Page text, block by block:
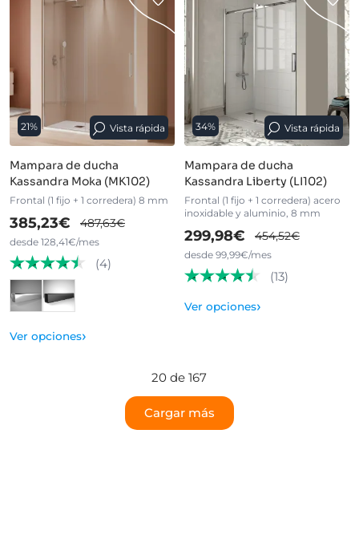
21% Vista rápida
Mampara de ducha
Kassandra Moka (MK102)
Frontal (1 fijo + 1 corredera) 8 mm
385,23€ 487,63€
desde 128,41€/mes
(4)
Ver opciones›
34% Vista rápida
Mampara de ducha
Kassandra Liberty (LI102)
Frontal (1 fijo + 1 corredera) acero
inoxidable y aluminio, 8 mm
299,98€ 454,52€
desde 99,99€/mes
(13)
Ver opciones›
20 de 167
Cargar más